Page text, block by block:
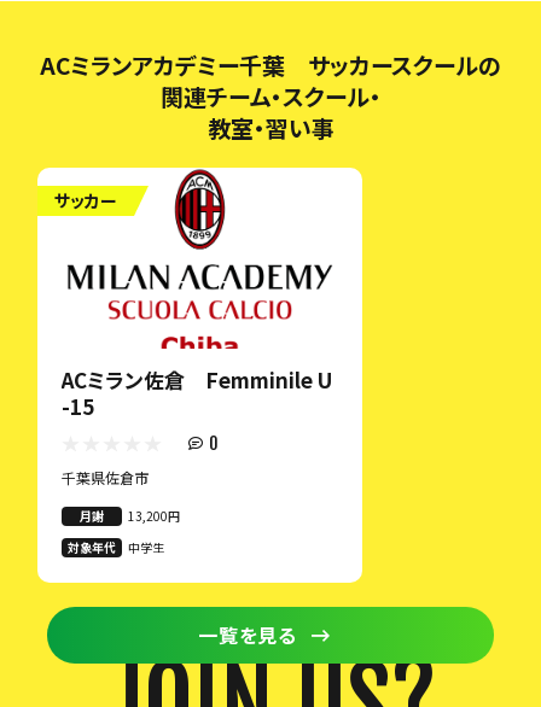
ACミランアカデミー千葉 サッカースクールの
関連チーム・スクール・
教室・習い事
サッカー
ACミラン佐倉 Femminile U
-15
0
千葉県佐倉市
月謝
13,200円
対象年代
中学生
一覧を見る